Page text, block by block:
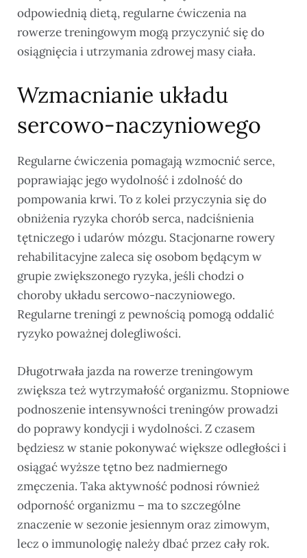
odpowiednią dietą, regularne ćwiczenia na
rowerze treningowym mogą przyczynić się do
osiągnięcia i utrzymania zdrowej masy ciała.
Wzmacnianie układu
sercowo-naczyniowego
Regularne ćwiczenia pomagają wzmocnić serce,
poprawiając jego wydolność i zdolność do
pompowania krwi. To z kolei przyczynia się do
obniżenia ryzyka chorób serca, nadciśnienia
tętniczego i udarów mózgu. Stacjonarne rowery
rehabilitacyjne zaleca się osobom będącym w
grupie zwiększonego ryzyka, jeśli chodzi o
choroby układu sercowo-naczyniowego.
Regularne treningi z pewnością pomogą oddalić
ryzyko poważnej dolegliwości.
Długotrwała jazda na rowerze treningowym
zwiększa też wytrzymałość organizmu. Stopniowe
podnoszenie intensywności treningów prowadzi
do poprawy kondycji i wydolności. Z czasem
będziesz w stanie pokonywać większe odległości i
osiągać wyższe tętno bez nadmiernego
zmęczenia. Taka aktywność podnosi również
odporność organizmu – ma to szczególne
znaczenie w sezonie jesiennym oraz zimowym,
lecz o immunologię należy dbać przez cały rok.